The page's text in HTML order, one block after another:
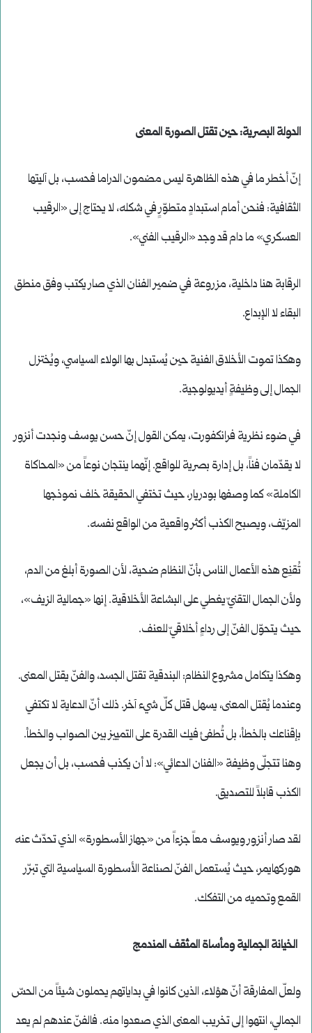
الدولة البصرية: حين تقتل الصورة المعنى
إنّ أخطر ما في هذه الظاهرة ليس مضمون الدراما فحسب، بل آليتها
الثقافية: فنحن أمام استبدادٍ متطوّرٍ في شكله، لا يحتاج إلى «الرقيب
العسكري» ما دام قد وجد «الرقيب الفني».
الرقابة هنا داخلية، مزروعة في ضمير الفنان الذي صار يكتب وفق منطق
البقاء لا الإبداع.
وهكذا تموت الأخلاق الفنية حين يُستبدل بها الولاء السياسي، ويُختزل
الجمال إلى وظيفةٍ أيديولوجية.
في ضوء نظرية فرانكفورت، يمكن القول إنّ حسن يوسف ونجدت أنزور
لا يقدّمان فناً، بل إدارة بصرية للواقع. إنّهما ينتجان نوعاً من «المحاكاة
الكاملة» كما وصفها بودريار، حيث تختفي الحقيقة خلف نموذجها
المزيّف، ويصبح الكذب أكثر واقعية من الواقع نفسه.
تُقنِع هذه الأعمال الناس بأنّ النظام ضحية، لأن الصورة أبلغ من الدم،
ولأن الجمال التقنيّ يغطي على البشاعة الأخلاقية. إنها «جمالية الزيف»،
حيث يتحوّل الفنّ إلى رداءٍ أخلاقيّ للعنف.
وهكذا يتكامل مشروع النظام: البندقية تقتل الجسد، والفنّ يقتل المعنى.
وعندما يُقتل المعنى، يسهل قتل كلّ شيء آخر. ذلك أنّ الدعاية لا تكتفي
بإقناعك بالخطأ، بل تُطفئ فيك القدرة على التمييز بين الصواب والخطأ.
وهنا تتجلّى وظيفة «الفنان الدعائي»: لا أن يكذب فحسب، بل أن يجعل
الكذب قابلاً للتصديق.
لقد صار أنزور ويوسف معاً جزءاً من «جهاز الأسطورة» الذي تحدّث عنه
هوركهايمر، حيث يُستعمل الفنّ لصناعة الأسطورة السياسية التي تبرّر
القمع وتحميه من التفكك.
الخيانة الجمالية ومأساة المثقف المندمج
ولعلّ المفارقة أنّ هؤلاء، الذين كانوا في بداياتهم يحملون شيئاً من الحسّ
الجمالي، انتهوا إلى تخريب المعنى الذي صعدوا منه. فالفنّ عندهم لم يعد